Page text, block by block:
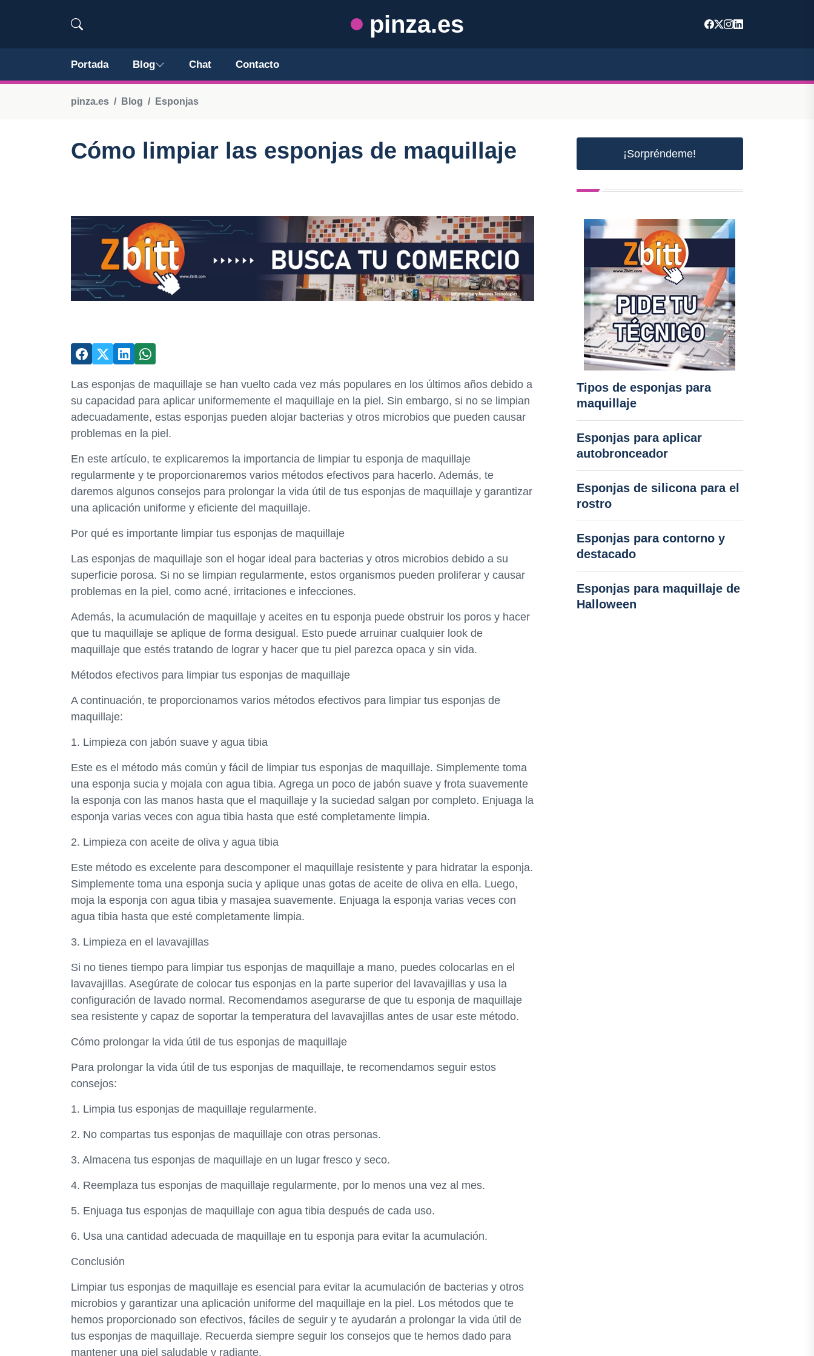
pinza.es
Portada Blog Chat Contacto
pinza.es Blog Esponjas
Cómo limpiar las esponjas de maquillaje
Las esponjas de maquillaje se han vuelto cada vez más populares en los últimos años debido a
su capacidad para aplicar uniformemente el maquillaje en la piel. Sin embargo, si no se limpian
adecuadamente, estas esponjas pueden alojar bacterias y otros microbios que pueden causar
problemas en la piel.
En este artículo, te explicaremos la importancia de limpiar tu esponja de maquillaje
regularmente y te proporcionaremos varios métodos efectivos para hacerlo. Además, te
daremos algunos consejos para prolongar la vida útil de tus esponjas de maquillaje y garantizar
una aplicación uniforme y eficiente del maquillaje.
Por qué es importante limpiar tus esponjas de maquillaje
Las esponjas de maquillaje son el hogar ideal para bacterias y otros microbios debido a su
superficie porosa. Si no se limpian regularmente, estos organismos pueden proliferar y causar
problemas en la piel, como acné, irritaciones e infecciones.
Además, la acumulación de maquillaje y aceites en tu esponja puede obstruir los poros y hacer
que tu maquillaje se aplique de forma desigual. Esto puede arruinar cualquier look de
maquillaje que estés tratando de lograr y hacer que tu piel parezca opaca y sin vida.
Métodos efectivos para limpiar tus esponjas de maquillaje
A continuación, te proporcionamos varios métodos efectivos para limpiar tus esponjas de
maquillaje:
1. Limpieza con jabón suave y agua tibia
Este es el método más común y fácil de limpiar tus esponjas de maquillaje. Simplemente toma
una esponja sucia y mojala con agua tibia. Agrega un poco de jabón suave y frota suavemente
la esponja con las manos hasta que el maquillaje y la suciedad salgan por completo. Enjuaga la
esponja varias veces con agua tibia hasta que esté completamente limpia.
2. Limpieza con aceite de oliva y agua tibia
Este método es excelente para descomponer el maquillaje resistente y para hidratar la esponja.
Simplemente toma una esponja sucia y aplique unas gotas de aceite de oliva en ella. Luego,
moja la esponja con agua tibia y masajea suavemente. Enjuaga la esponja varias veces con
agua tibia hasta que esté completamente limpia.
3. Limpieza en el lavavajillas
Si no tienes tiempo para limpiar tus esponjas de maquillaje a mano, puedes colocarlas en el
lavavajillas. Asegúrate de colocar tus esponjas en la parte superior del lavavajillas y usa la
configuración de lavado normal. Recomendamos asegurarse de que tu esponja de maquillaje
sea resistente y capaz de soportar la temperatura del lavavajillas antes de usar este método.
Cómo prolongar la vida útil de tus esponjas de maquillaje
Para prolongar la vida útil de tus esponjas de maquillaje, te recomendamos seguir estos
consejos:
1. Limpia tus esponjas de maquillaje regularmente.
2. No compartas tus esponjas de maquillaje con otras personas.
3. Almacena tus esponjas de maquillaje en un lugar fresco y seco.
4. Reemplaza tus esponjas de maquillaje regularmente, por lo menos una vez al mes.
5. Enjuaga tus esponjas de maquillaje con agua tibia después de cada uso.
6. Usa una cantidad adecuada de maquillaje en tu esponja para evitar la acumulación.
Conclusión
Limpiar tus esponjas de maquillaje es esencial para evitar la acumulación de bacterias y otros
microbios y garantizar una aplicación uniforme del maquillaje en la piel. Los métodos que te
hemos proporcionado son efectivos, fáciles de seguir y te ayudarán a prolongar la vida útil de
tus esponjas de maquillaje. Recuerda siempre seguir los consejos que te hemos dado para
mantener una piel saludable y radiante.
¡Sorpréndeme!
Tipos de esponjas para
maquillaje
Esponjas para aplicar
autobronceador
Esponjas de silicona para el
rostro
Esponjas para contorno y
destacado
Esponjas para maquillaje de
Halloween